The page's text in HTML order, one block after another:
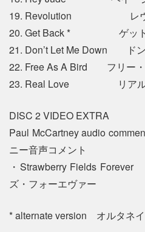
19. Revolution レヴォ
20. Get Back * ゲット
21. Don’t Let Me Down ドン
22. Free As A Bird フリー・
23. Real Love リアル
DISC 2 VIDEO EXTRA
Paul McCartney audio
ニー音声コメント
・Strawberry Fields
ズ・フォーエヴァー
* alternate version オルタネ